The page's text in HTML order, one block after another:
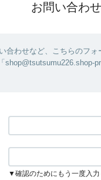
お問い合わせ
合わせなど、こちらのフォ
▼確認のためにもう一度入力